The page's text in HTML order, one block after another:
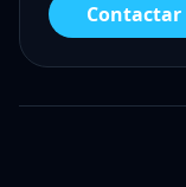
Contactar